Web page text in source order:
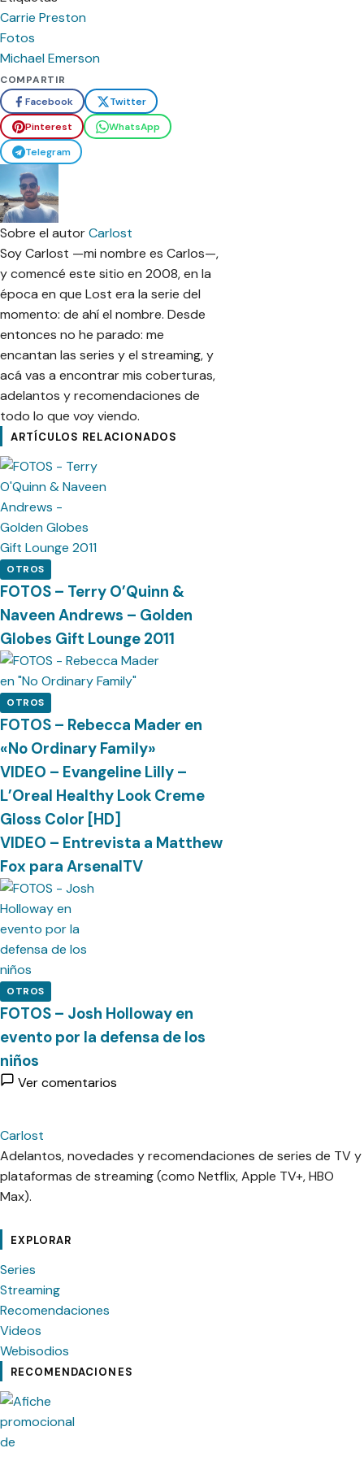
Carrie Preston
Fotos
Michael Emerson
COMPARTIR
Facebook
Twitter
Pinterest
WhatsApp
Telegram
Sobre el autorCarlost
Soy Carlost —mi nombre es Carlos—,
y comencé este sitio en 2008, en la
época en que Lost era la serie del
momento: de ahí el nombre. Desde
entonces no he parado: me
encantan las series y el streaming, y
acá vas a encontrar mis coberturas,
adelantos y recomendaciones de
todo lo que voy viendo.
ARTÍCULOS RELACIONADOS
OTROS
FOTOS – Terry O’Quinn &
Naveen Andrews – Golden
Globes Gift Lounge 2011
OTROS
FOTOS – Rebecca Mader en
«No Ordinary Family»
VIDEO – Evangeline Lilly –
L’Oreal Healthy Look Creme
Gloss Color [HD]
VIDEO – Entrevista a Matthew
Fox para ArsenalTV
OTROS
FOTOS – Josh Holloway en
evento por la defensa de los
niños
Ver comentarios
Carlost
Adelantos, novedades y recomendaciones de series de TV y
plataformas de streaming (como Netflix, Apple TV+, HBO
Max).
EXPLORAR
Series
Streaming
Recomendaciones
Videos
Webisodios
RECOMENDACIONES